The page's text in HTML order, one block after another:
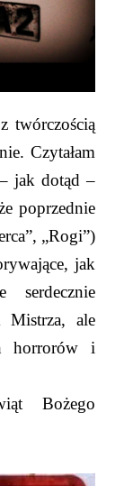
twórczością
Czytałam
jak dotąd –
poprzednie
„Rogi”)
jak
serdecznie
Mistrza, ale
horrorów i
Bożego